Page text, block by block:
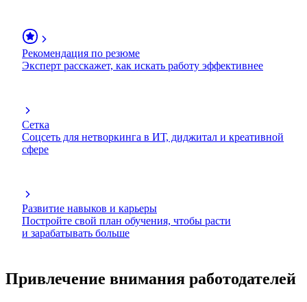
Рекомендация по резюме
Эксперт расскажет, как искать работу эффективнее
Сетка
Соцсеть для нетворкинга в ИТ, диджитал и креативной
сфере
Развитие навыков и карьеры
Постройте свой план обучения, чтобы расти
и зарабатывать больше
Привлечение внимания работодателей